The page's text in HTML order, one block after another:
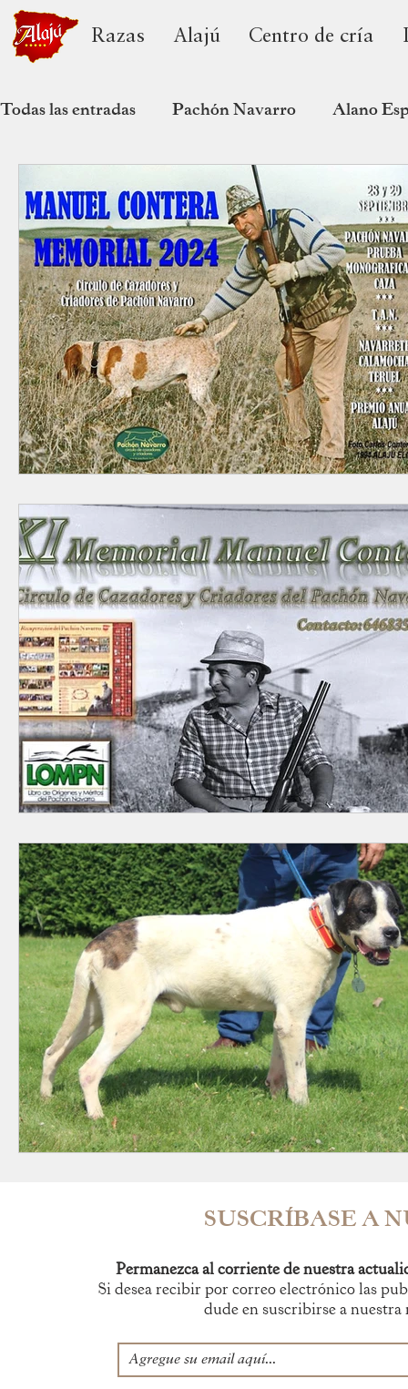
Razas Alajú Centro de cría
Todas las entradas Pachón Navarro Alano
SUSCRÍBASE A
Permanezca al corriente de nuestra
Si desea recibir por correo electrónico las
dude en suscribirse a